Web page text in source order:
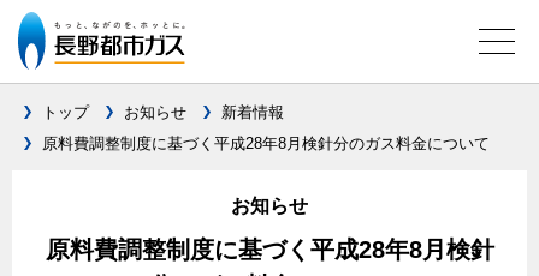
料金表
設備別に比較する
トップ お知らせ
新着情報
原料費調整制度に基づく平成28年8月検針分のガス料金について
お知らせ
原料費調整制度に基づく平成28年8月検針